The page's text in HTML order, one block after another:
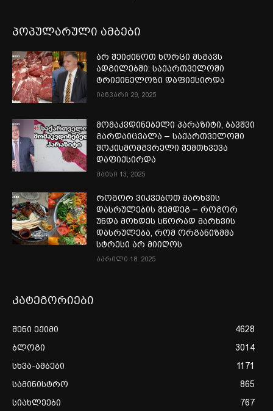
პოპულარული ამბები
არ შეიძინოთ ხორცი მსგავს
ადგილებში: საქართველოში
ტრიქინელოზი დაფიქსირდა
იანვარი 29, 2025
მომაკვდინებელი პარაზიტი, ბავშვი
გარდაიცვალა – საქართველოში
შოკისმომგვრელი შემთხვევა
დაფიქსირდა
მაისი 13, 2025
როგორ ვიკვებოთ მარხვის
დასრულების შემდეგ – როგორ
უნდა მოხდეს სწორად მარხვის
დასრულება, რომ ორგანიზმმა
სტრესი არ მიიღოს
აპრილი 18, 2025
კატეგორიები
შენი ექიმი
4628
ბლოგი
3014
სხვა-ამბები
1171
სამინისტრო
865
სიახლეები
767